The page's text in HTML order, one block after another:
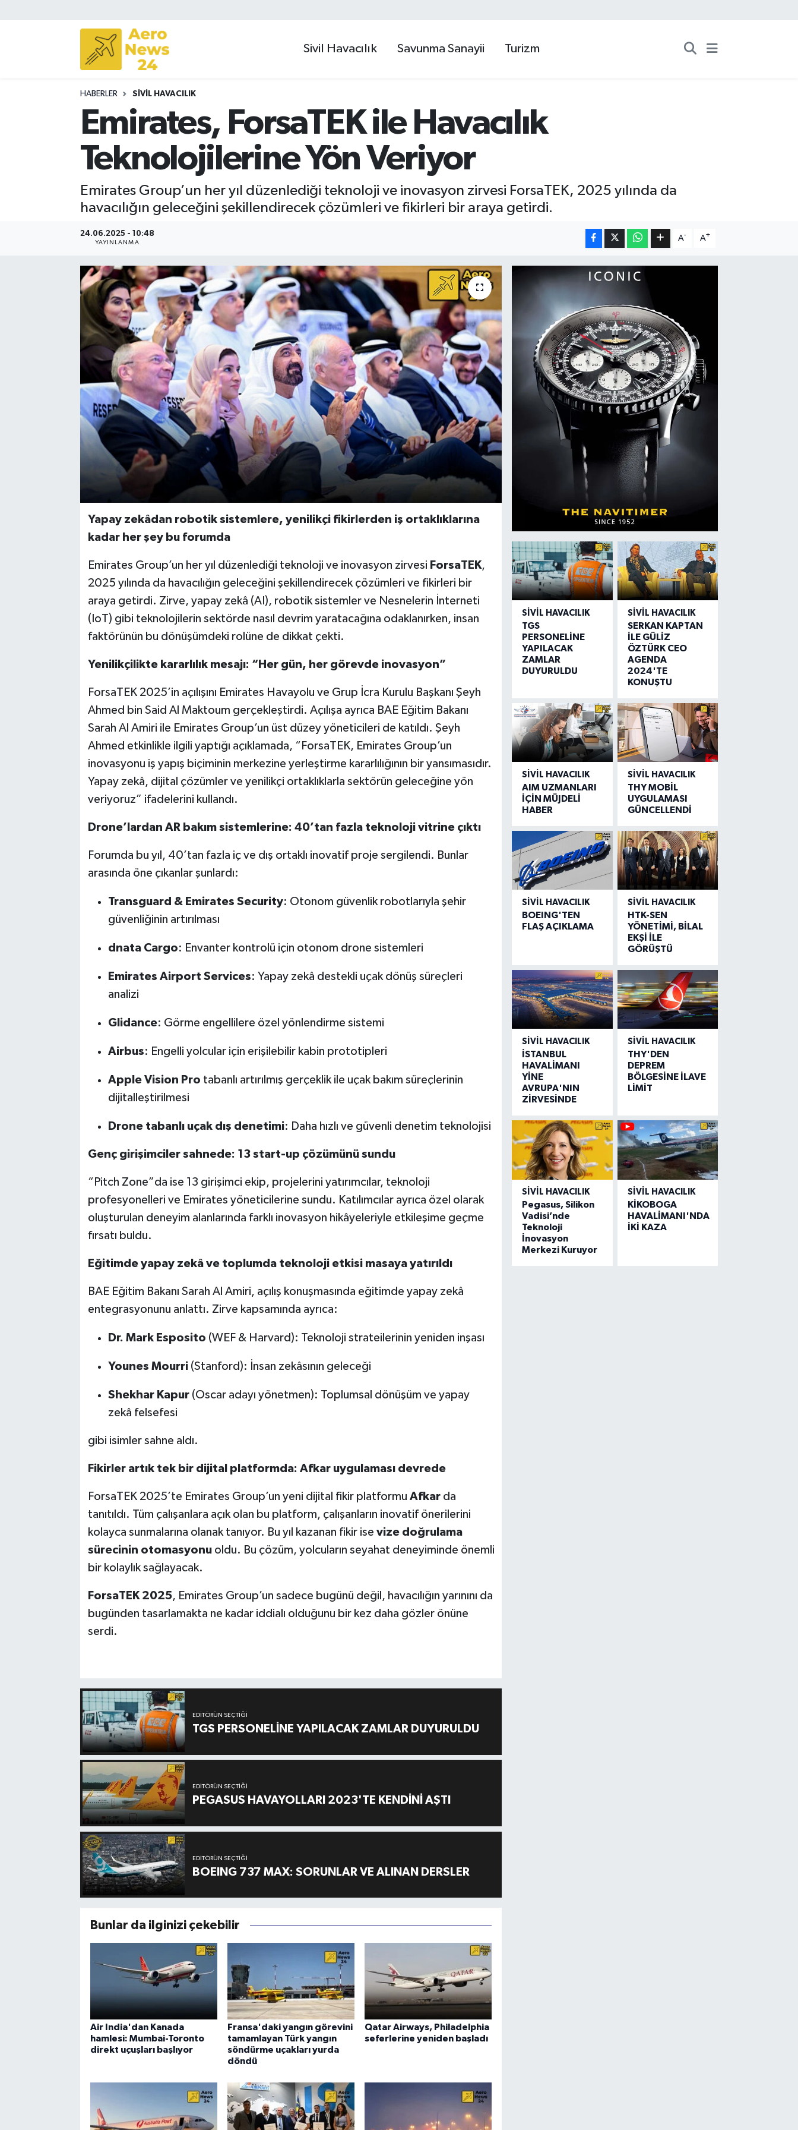
Sivil Havacılık Savunma Sanayii Turizm
HABERLER SIVIL HAVACILIK
Emirates, ForsaTEK ile Havacılık
Teknolojilerine Yön Veriyor
Emirates Group’un her yıl düzenlediği teknoloji ve inovasyon zirvesi ForsaTEK, 2025 yılında da
havacılığın geleceğini şekillendirecek çözümleri ve fikirleri bir araya getirdi.
24.06.2025 - 10:48
YAYINLANMA
A- A+
Yapay zekâdan robotik sistemlere, yenilikçi fikirlerden iş ortaklıklarına
kadar her şey bu forumda
Emirates Group’un her yıl düzenlediği teknoloji ve inovasyon zirvesi ForsaTEK,
2025 yılında da havacılığın geleceğini şekillendirecek çözümleri ve fikirleri bir
araya getirdi. Zirve, yapay zekâ (AI), robotik sistemler ve Nesnelerin İnterneti
(IoT) gibi teknolojilerin sektörde nasıl devrim yaratacağına odaklanırken, insan
faktörünün bu dönüşümdeki rolüne de dikkat çekti.
Yenilikçilikte kararlılık mesajı: “Her gün, her görevde inovasyon”
ForsaTEK 2025’in açılışını Emirates Havayolu ve Grup İcra Kurulu Başkanı Şeyh
Ahmed bin Said Al Maktoum gerçekleştirdi. Açılışa ayrıca BAE Eğitim Bakanı
Sarah Al Amiri ile Emirates Group’un üst düzey yöneticileri de katıldı. Şeyh
Ahmed etkinlikle ilgili yaptığı açıklamada, “ForsaTEK, Emirates Group’un
inovasyonu iş yapış biçiminin merkezine yerleştirme kararlılığının bir yansımasıdır.
Yapay zekâ, dijital çözümler ve yenilikçi ortaklıklarla sektörün geleceğine yön
veriyoruz” ifadelerini kullandı.
Drone’lardan AR bakım sistemlerine: 40’tan fazla teknoloji vitrine çıktı
Forumda bu yıl, 40’tan fazla iç ve dış ortaklı inovatif proje sergilendi. Bunlar
arasında öne çıkanlar şunlardı:
Transguard & Emirates Security: Otonom güvenlik robotlarıyla şehir
güvenliğinin artırılması
dnata Cargo: Envanter kontrolü için otonom drone sistemleri
Emirates Airport Services: Yapay zekâ destekli uçak dönüş süreçleri
analizi
Glidance: Görme engellilere özel yönlendirme sistemi
Airbus: Engelli yolcular için erişilebilir kabin prototipleri
Apple Vision Pro tabanlı artırılmış gerçeklik ile uçak bakım süreçlerinin
dijitalleştirilmesi
Drone tabanlı uçak dış denetimi: Daha hızlı ve güvenli denetim teknolojisi
Genç girişimciler sahnede: 13 start-up çözümünü sundu
“Pitch Zone”da ise 13 girişimci ekip, projelerini yatırımcılar, teknoloji
profesyonelleri ve Emirates yöneticilerine sundu. Katılımcılar ayrıca özel olarak
oluşturulan deneyim alanlarında farklı inovasyon hikâyeleriyle etkileşime geçme
fırsatı buldu.
Eğitimde yapay zekâ ve toplumda teknoloji etkisi masaya yatırıldı
BAE Eğitim Bakanı Sarah Al Amiri, açılış konuşmasında eğitimde yapay zekâ
entegrasyonunu anlattı. Zirve kapsamında ayrıca:
Dr. Mark Esposito (WEF & Harvard): Teknoloji strateilerinin yeniden inşası
Younes Mourri(Stanford): İnsan zekâsının geleceği
Shekhar Kapur(Oscar adayı yönetmen): Toplumsal dönüşüm ve yapay
zekâ felsefesi
gibi isimler sahne aldı.
Fikirler artık tek bir dijital platformda: Afkar uygulaması devrede
ForsaTEK 2025’te Emirates Group’un yeni dijital fikir platformu Afkarda
tanıtıldı. Tüm çalışanlara açık olan bu platform, çalışanların inovatif önerilerini
kolayca sunmalarına olanak tanıyor. Bu yıl kazanan fikir ise vize doğrulama
sürecinin otomasyonuoldu. Bu çözüm, yolcuların seyahat deneyiminde önemli
bir kolaylık sağlayacak.
ForsaTEK 2025, Emirates Group’un sadece bugünü değil, havacılığın yarınını da
bugünden tasarlamakta ne kadar iddialı olduğunu bir kez daha gözler önüne
serdi.
EDITÖRÜN SEÇTIĞI
TGS PERSONELİNE YAPILACAK ZAMLAR DUYURULDU
EDITÖRÜN SEÇTIĞI
PEGASUS HAVAYOLLARI 2023'TE KENDİNİ AŞTI
EDITÖRÜN SEÇTIĞI
BOEING 737 MAX: SORUNLAR VE ALINAN DERSLER
Bunlar da ilginizi çekebilir
Air India'dan Kanada
hamlesi: Mumbai-Toronto
direkt uçuşları başlıyor
Fransa'daki yangın görevini
tamamlayan Türk yangın
söndürme uçakları yurda
döndü
Qatar Airways, Philadelphia
seferlerine yeniden başladı
SIVIL HAVACILIK
TGS
PERSONELİNE
YAPILACAK
ZAMLAR
DUYURULDU
SIVIL HAVACILIK
SERKAN KAPTAN
İLE GÜLİZ
ÖZTÜRK CEO
AGENDA
2024'TE
KONUŞTU
SIVIL HAVACILIK
AIM UZMANLARI
İÇİN MÜJDELİ
HABER
SIVIL HAVACILIK
THY MOBİL
UYGULAMASI
GÜNCELLENDİ
SIVIL HAVACILIK
BOEING'TEN
FLAŞ AÇIKLAMA
SIVIL HAVACILIK
HTK-SEN
YÖNETİMİ, BİLAL
EKŞİ İLE
GÖRÜŞTÜ
SIVIL HAVACILIK
İSTANBUL
HAVALİMANI
YİNE
AVRUPA'NIN
ZİRVESİNDE
SIVIL HAVACILIK
THY'DEN
DEPREM
BÖLGESİNE İLAVE
LİMİT
SIVIL HAVACILIK
Pegasus, Silikon
Vadisi’nde
Teknoloji
İnovasyon
Merkezi Kuruyor
SIVIL HAVACILIK
KİKOBOGA
HAVALİMANI'NDA
İKİ KAZA
Sivil Havacılık